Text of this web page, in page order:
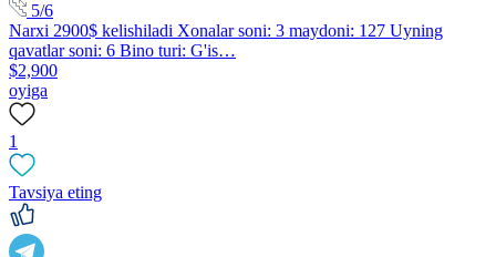
5/6
Narxi 2900$ kelishiladi Xonalar soni: 3 maydoni: 127 Uyning
qavatlar soni: 6 Bino turi: G'is…
$2,900
oyiga
1
Tavsiya eting